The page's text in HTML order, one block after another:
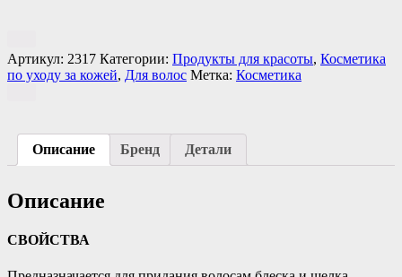
Артикул: 2317 Категории: Продукты для красоты, Косметика
по уходу за кожей, Для волос Метка: Косметика
Описание Бренд Детали
Описание
СВОЙСТВА